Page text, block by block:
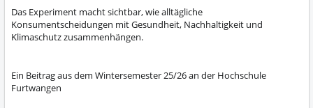
Das Experiment macht sichtbar, wie alltägliche
Konsumentscheidungen mit Gesundheit, Nachhaltigkeit und
Klimaschutz zusammenhängen.
Ein Beitrag aus dem Wintersemester 25/26 an der Hochschule
Furtwangen